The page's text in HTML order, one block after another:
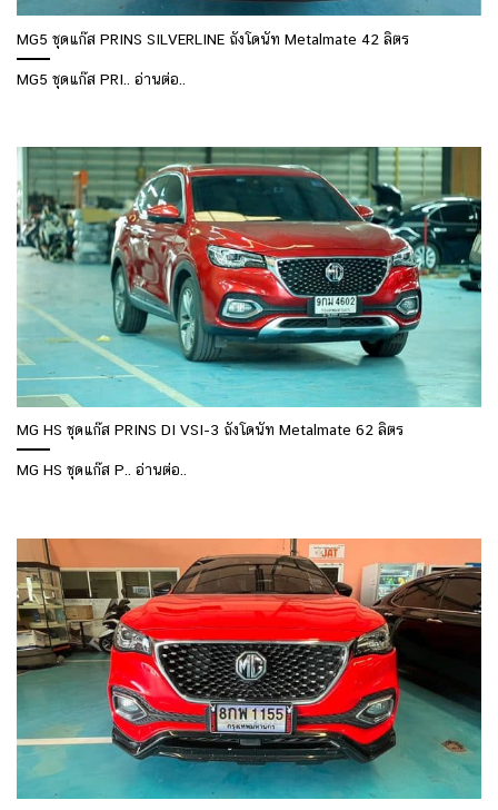
MG5 ชุดแก๊ส PRINS SILVERLINE ถังโดนัท Metalmate 42 ลิตร
MG5 ชุดแก๊ส PRI.. อ่านต่อ..
MG HS ชุดแก๊ส PRINS DI VSI-3 ถังโดนัท Metalmate 62 ลิตร
MG HS ชุดแก๊ส P.. อ่านต่อ..